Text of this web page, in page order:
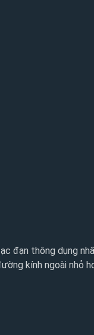
đạn thông dụng
kính ngoài nhỏ